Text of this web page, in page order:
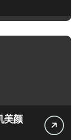
美颜